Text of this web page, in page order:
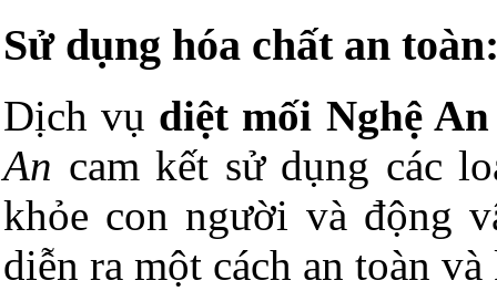
Sử dụng hóa chất an
Dịch vụ diệt mối Nghệ
An cam kết sử dụng các
khỏe con người và động
diễn ra một cách an toàn